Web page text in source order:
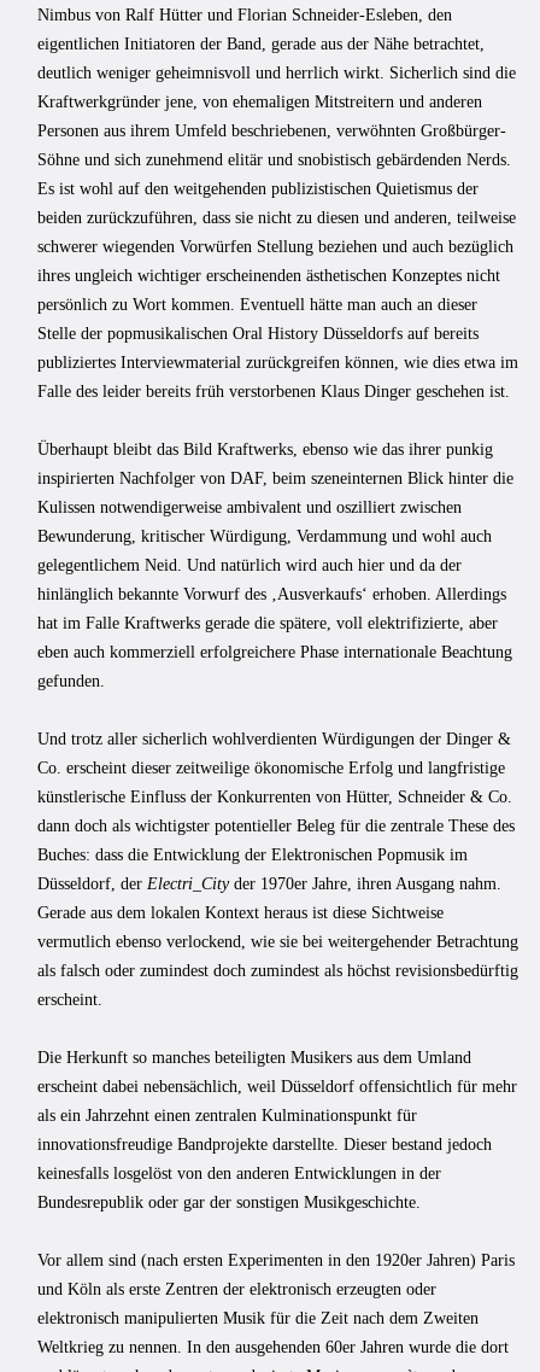
Nimbus von Ralf Hütter und Florian Schneider-Esleben, den
eigentlichen Initiatoren der Band, gerade aus der Nähe betrachtet,
deutlich weniger geheimnisvoll und herrlich wirkt. Sicherlich sind die
Kraftwerkgründer jene, von ehemaligen Mitstreitern und anderen
Personen aus ihrem Umfeld beschriebenen, verwöhnten Großbürger-
Söhne und sich zunehmend elitär und snobistisch gebärdenden Nerds.
Es ist wohl auf den weitgehenden publizistischen Quietismus der
beiden zurückzuführen, dass sie nicht zu diesen und anderen, teilweise
schwerer wiegenden Vorwürfen Stellung beziehen und auch bezüglich
ihres ungleich wichtiger erscheinenden ästhetischen Konzeptes nicht
persönlich zu Wort kommen. Eventuell hätte man auch an dieser
Stelle der popmusikalischen Oral History Düsseldorfs auf bereits
publiziertes Interviewmaterial zurückgreifen können, wie dies etwa im
Falle des leider bereits früh verstorbenen Klaus Dinger geschehen ist.
Überhaupt bleibt das Bild Kraftwerks, ebenso wie das ihrer punkig
inspirierten Nachfolger von DAF, beim szeneinternen Blick hinter die
Kulissen notwendigerweise ambivalent und oszilliert zwischen
Bewunderung, kritischer Würdigung, Verdammung und wohl auch
gelegentlichem Neid. Und natürlich wird auch hier und da der
hinlänglich bekannte Vorwurf des ‚Ausverkaufs‘ erhoben. Allerdings
hat im Falle Kraftwerks gerade die spätere, voll elektrifizierte, aber
eben auch kommerziell erfolgreichere Phase internationale Beachtung
gefunden.
Und trotz aller sicherlich wohlverdienten Würdigungen der Dinger &
Co. erscheint dieser zeitweilige ökonomische Erfolg und langfristige
künstlerische Einfluss der Konkurrenten von Hütter, Schneider & Co.
dann doch als wichtigster potentieller Beleg für die zentrale These des
Buches: dass die Entwicklung der Elektronischen Popmusik im
Düsseldorf, der Electri_Cityder 1970er Jahre, ihren Ausgang nahm.
Gerade aus dem lokalen Kontext heraus ist diese Sichtweise
vermutlich ebenso verlockend, wie sie bei weitergehender Betrachtung
als falsch oder zumindest doch zumindest als höchst revisionsbedürftig
erscheint.
Die Herkunft so manches beteiligten Musikers aus dem Umland
erscheint dabei nebensächlich, weil Düsseldorf offensichtlich für mehr
als ein Jahrzehnt einen zentralen Kulminationspunkt für
innovationsfreudige Bandprojekte darstellte. Dieser bestand jedoch
keinesfalls losgelöst von den anderen Entwicklungen in der
Bundesrepublik oder gar der sonstigen Musikgeschichte.
Vor allem sind (nach ersten Experimenten in den 1920er Jahren) Paris
und Köln als erste Zentren der elektronisch erzeugten oder
elektronisch manipulierten Musik für die Zeit nach dem Zweiten
Weltkrieg zu nennen. In den ausgehenden 60er Jahren wurde die dort